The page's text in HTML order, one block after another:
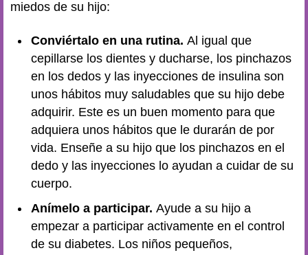
miedos de su hijo:
Conviértalo en una rutina. Al igual que
cepillarse los dientes y ducharse, los pinchazos
en los dedos y las inyecciones de insulina son
unos hábitos muy saludables que su hijo debe
adquirir. Este es un buen momento para que
adquiera unos hábitos que le durarán de por
vida. Enseñe a su hijo que los pinchazos en el
dedo y las inyecciones lo ayudan a cuidar de su
cuerpo.
Anímelo a participar. Ayude a su hijo a
empezar a participar activamente en el control
de su diabetes. Los niños pequeños,